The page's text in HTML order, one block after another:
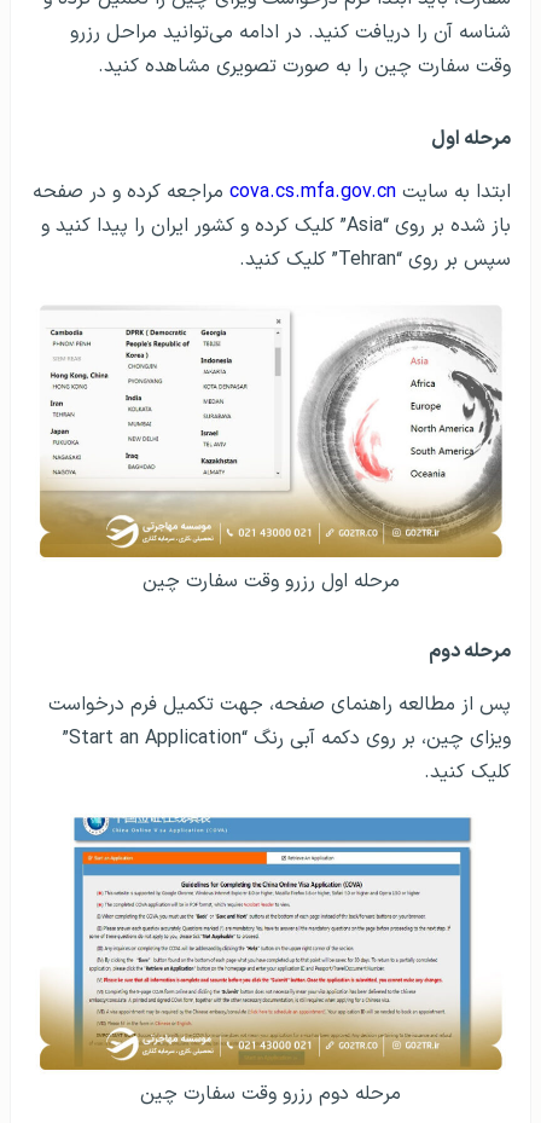
شناسه آن را دریافت کنید. در ادامه می‌توانید مراحل رزرو
وقت سفارت چین را به صورت تصویری مشاهده کنید.
مرحله اول
ابتدا به سایت
مراجعه کرده و در صفحه
باز شده بر روی “Asia” کلیک کرده و کشور ایران را پیدا کنید و
سپس بر روی “Tehran” کلیک کنید.
مرحله اول رزرو وقت سفارت چین
مرحله دوم
پس از مطالعه راهنمای صفحه، جهت تکمیل فرم درخواست
ویزای چین، بر روی دکمه آبی رنگ “Start an Application”
کلیک کنید.
مرحله دوم رزرو وقت سفارت چین